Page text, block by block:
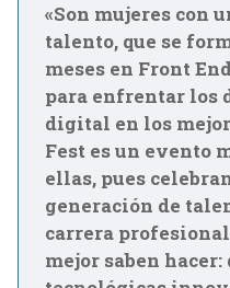
«Son mujeres con
talento, que se
meses en Front
para enfrentar los
digital en los
Fest es un evento
ellas, pues
generación de
carrera
mejor saben